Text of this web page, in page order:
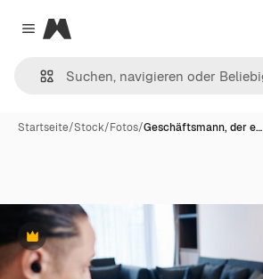
Close menu
Magnific
Startseite/Stock/Fotos/Geschäftsmann, der e…
Premium